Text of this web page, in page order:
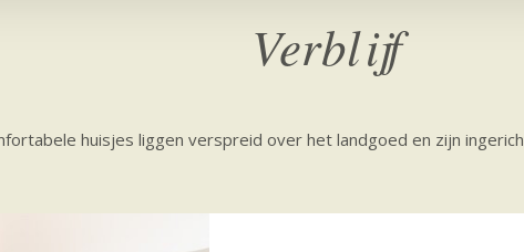
Verblijf
huisjes liggen verspreid over het landgoed en zijn